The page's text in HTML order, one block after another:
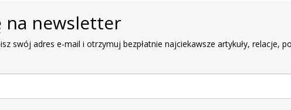
na newsletter
swój adres e-mail i otrzymuj bezpłatnie najciekawsze artykuły, relacje,